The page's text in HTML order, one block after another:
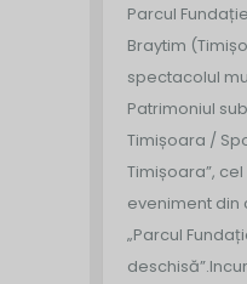
Parcul
Braytim
spectacolul
Patrimoniul
Timișoara /
Timișoara”,
eveniment din
„Parcul
deschisă”.